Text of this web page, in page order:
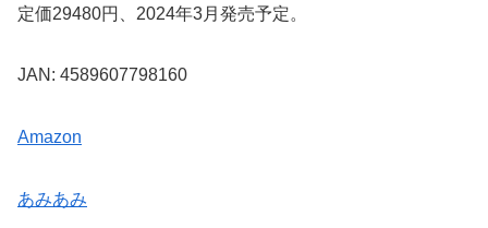
定価29480円、2024年3月発売予定。
JAN: 4589607798160
Amazon
あみあみ